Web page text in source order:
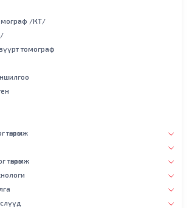
/КТ/
томограф